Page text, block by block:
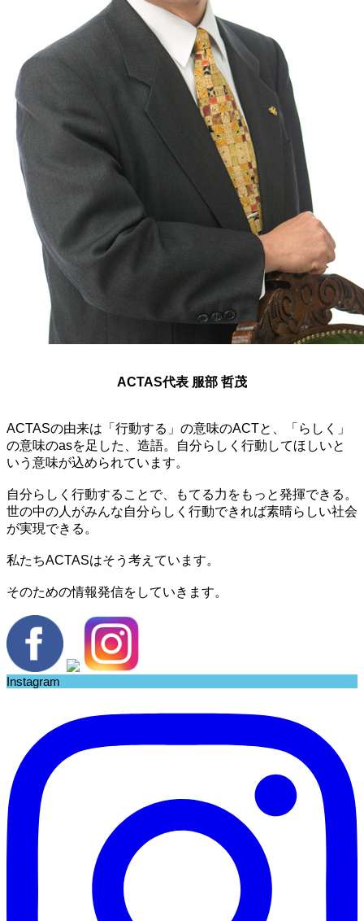
ACTAS代表 服部 哲茂
ACTASの由来は「行動する」の意味のACTと、「らしく」
の意味のasを足した、造語。自分らしく行動してほしいと
いう意味が込められています。
自分らしく行動することで、もてる力をもっと発揮できる。
世の中の人がみんな自分らしく行動できれば素晴らしい社会
が実現できる。
私たちACTASはそう考えています。
そのための情報発信をしていきます。
Instagram